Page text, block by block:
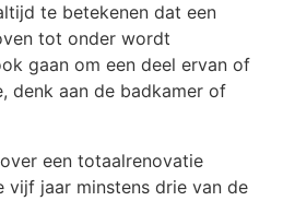
te betekenen dat een
tot onder wordt
gaan om een deel ervan of
denk aan de badkamer of
een totaalrenovatie
vijf jaar minstens drie van de